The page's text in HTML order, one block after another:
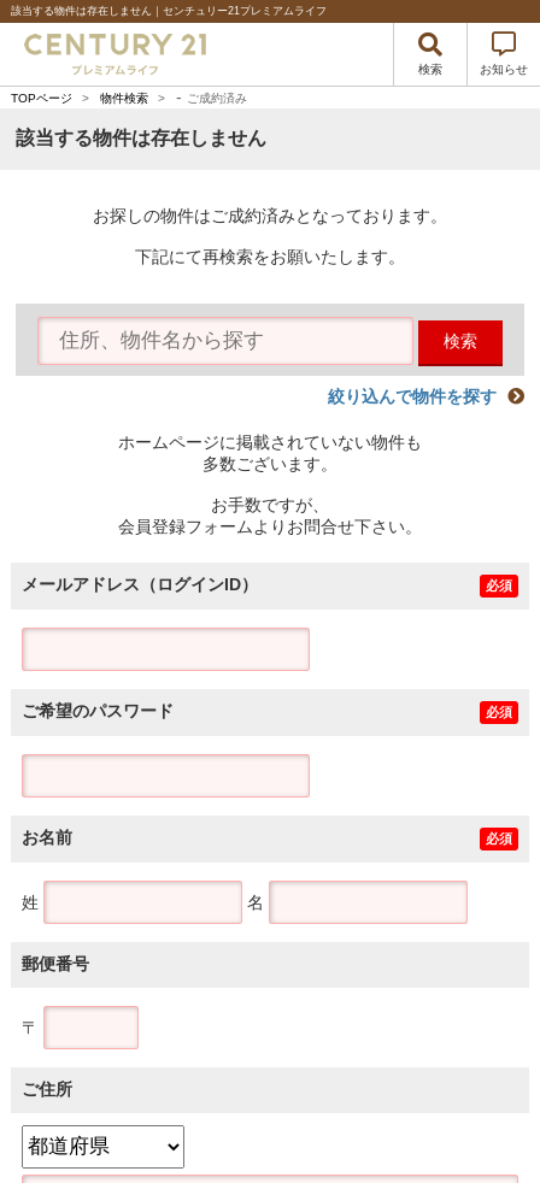
該当する物件は存在しません｜センチュリー21プレミアムライフ
検索 お知らせ
TOPページ > 物件検索 > - ご成約済み
該当する物件は存在しません
お探しの物件はご成約済みとなっております。
下記にて再検索をお願いたします。
検索
絞り込んで物件を探す
ホームページに掲載されていない物件も
多数ございます。
お手数ですが、
会員登録フォームよりお問合せ下さい。
メールアドレス（ログインID） 必須
ご希望のパスワード 必須
お名前 必須
姓 名
郵便番号
〒
ご住所